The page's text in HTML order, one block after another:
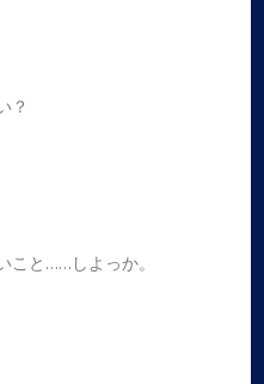
？
こと……しよっか。